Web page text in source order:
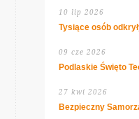
10 lip 2026
Tysiące osób
09 cze 2026
Podlaskie Święto
27 kwi 2026
Bezpieczny